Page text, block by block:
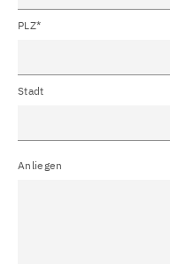
PLZ*
Stadt
Anliegen